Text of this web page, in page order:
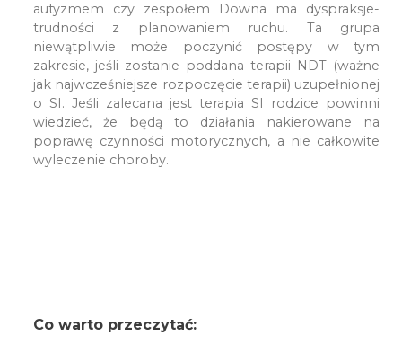
autyzmem czy zespołem Downa ma dyspraksje-
trudności z planowaniem ruchu. Ta grupa
niewątpliwie może poczynić postępy w tym
zakresie, jeśli zostanie poddana terapii NDT (ważne
jak najwcześniejsze rozpoczęcie terapii) uzupełnionej
o SI. Jeśli zalecana jest terapia SI rodzice powinni
wiedzieć, że będą to działania nakierowane na
poprawę czynności motorycznych, a nie całkowite
wyleczenie choroby.
Co warto przeczytać: